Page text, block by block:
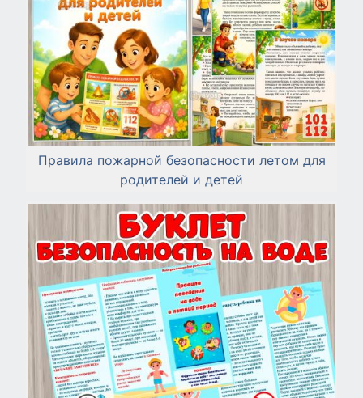
Правила пожарной безопасности летом для
родителей и детей